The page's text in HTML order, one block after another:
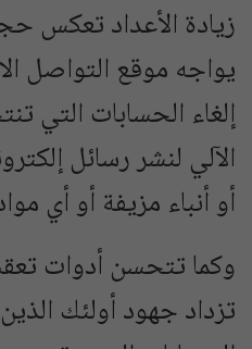
زيادة الأعداد تعكس
يواجه موقع التواصل
إلغاء الحسابات التي
الآلي لنشر رسائل
أو أنباء مزيفة أو أي
وكما تتحسن أدوات
تزداد جهود أولئك